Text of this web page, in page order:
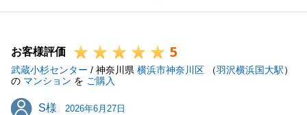
引きが出来たのは、Ｎ様のご尽力のおかげでございま
本当にありがとうございました。
今回のお取引きは一旦終了となりますが、私は一生の
担当だと思っておりますのでなにかお困りのことがご
ざいましたら、お気軽にお申し付けください。
お客様評価 5
武蔵小杉センター / 神奈川県 横浜市神奈川区 （羽沢横浜国大駅）
の マンション を ご購入
S様
S様 2026年6月27日